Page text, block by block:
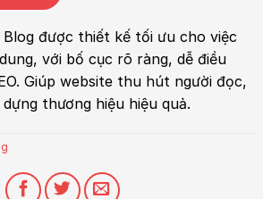
Blog được thiết kế tối ưu cho việc
với bố cục rõ ràng, dễ điều
Giúp website thu hút người đọc,
thương hiệu hiệu quả.